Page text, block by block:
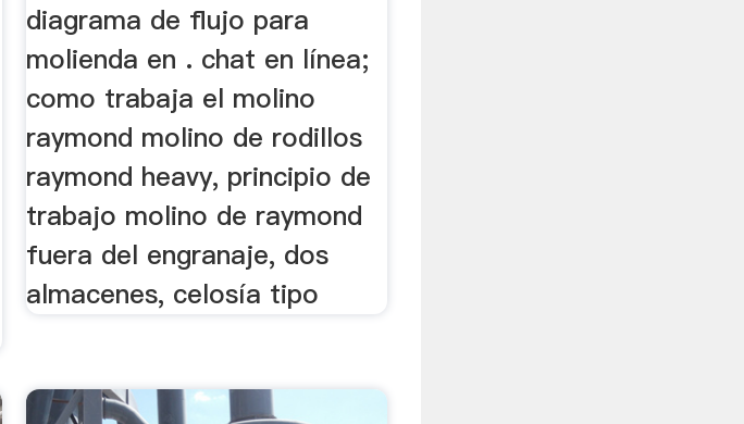
diagrama de flujo para
molienda en . chat en línea;
como trabaja el molino
raymond molino de rodillos
raymond heavy, principio de
trabajo molino de raymond
fuera del engranaje, dos
almacenes, celosía tipo